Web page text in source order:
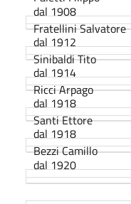
dal 1908
Fratellini Salvatore
dal 1912
Sinibaldi Tito
dal 1914
Ricci Arpago
dal 1918
Santi Ettore
dal 1918
Bezzi Camillo
dal 1920